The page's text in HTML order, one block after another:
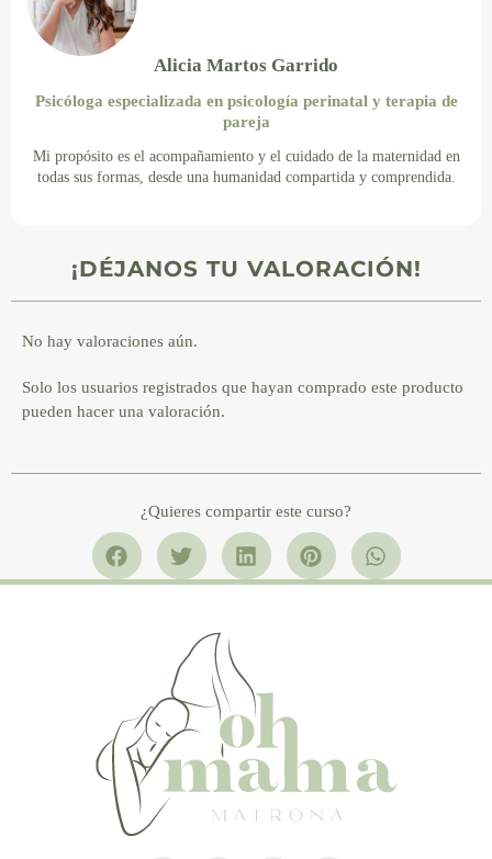
Alicia Martos Garrido
Psicóloga especializada en psicología perinatal y terapia de
pareja
Mi propósito es el acompañamiento y el cuidado de la maternidad en
todas sus formas, desde una humanidad compartida y comprendida.
¡DÉJANOS TU VALORACIÓN!
No hay valoraciones aún.
Solo los usuarios registrados que hayan comprado este producto
pueden hacer una valoración.
¿Quieres compartir este curso?